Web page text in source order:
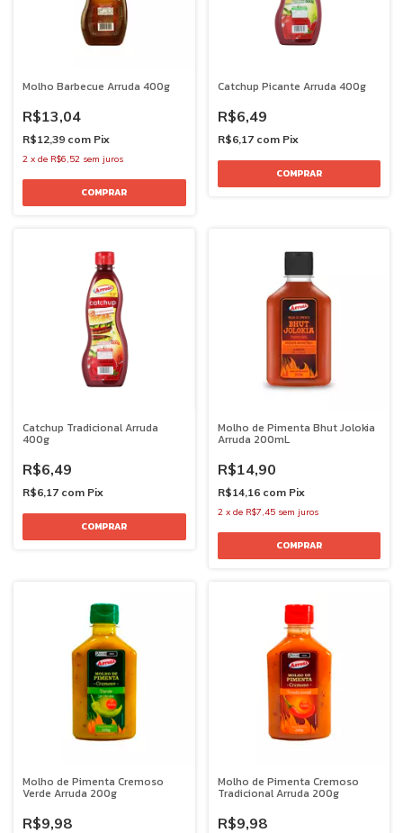
Molho Barbecue Arruda 400g
R$13,04
R$12,39 com Pix
2 x de R$6,52 sem juros
Catchup Picante Arruda 400g
R$6,49
R$6,17 com Pix
Catchup Tradicional Arruda
400g
R$6,49
R$6,17 com Pix
Molho de Pimenta Bhut Jolokia
Arruda 200mL
R$14,90
R$14,16 com Pix
2 x de R$7,45 sem juros
Molho de Pimenta Cremoso
Verde Arruda 200g
R$9,98
Molho de Pimenta Cremoso
Tradicional Arruda 200g
R$9,98